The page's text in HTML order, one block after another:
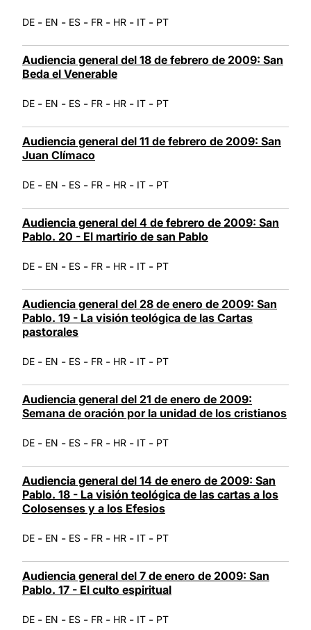
DE - EN - ES - FR - HR - IT - PT
Audiencia general del 18 de febrero de 2009: San
Beda el Venerable
DE - EN - ES - FR - HR - IT - PT
Audiencia general del 11 de febrero de 2009: San
Juan Clímaco
DE - EN - ES - FR - HR - IT - PT
Audiencia general del 4 de febrero de 2009: San
Pablo. 20 - El martirio de san Pablo
DE - EN - ES - FR - HR - IT - PT
Audiencia general del 28 de enero de 2009: San
Pablo. 19 - La visión teológica de las Cartas
pastorales
DE - EN - ES - FR - HR - IT - PT
Audiencia general del 21 de enero de 2009:
Semana de oración por la unidad de los cristianos
DE - EN - ES - FR - HR - IT - PT
Audiencia general del 14 de enero de 2009: San
Pablo. 18 - La visión teológica de las cartas a los
Colosenses y a los Efesios
DE - EN - ES - FR - HR - IT - PT
Audiencia general del 7 de enero de 2009: San
Pablo. 17 - El culto espiritual
DE - EN - ES - FR - HR - IT - PT